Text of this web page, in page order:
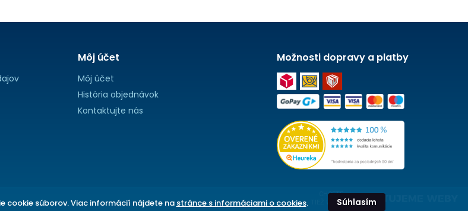
Môj účet
Môj účet
História objednávok
Kontaktujte nás
Možnosti dopravy a platby
CHCETE
TIEŽ WEB?
cookie súborov. Viac informácií nájdete na stránce s informáciami o cookies. Súhlasím